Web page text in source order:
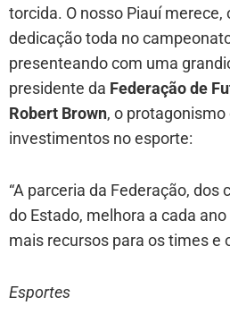
torcida. O nosso Piauí merece,
dedicação toda no
presenteando com uma
presidente da Federação de
Robert Brown, o
investimentos no esporte:
“A parceria da Federação, dos
do Estado, melhora a cada
mais recursos para os times e
Esportes